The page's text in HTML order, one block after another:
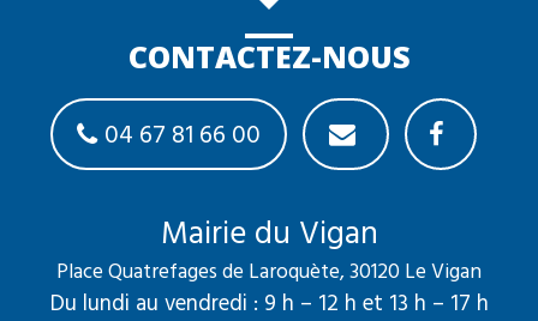
CONTACTEZ-NOUS
04 67 81 66 00
Mairie du Vigan
Place Quatrefages de Laroquète, 30120 Le Vigan
Du lundi au vendredi : 9 h – 12 h et 13 h – 17 h